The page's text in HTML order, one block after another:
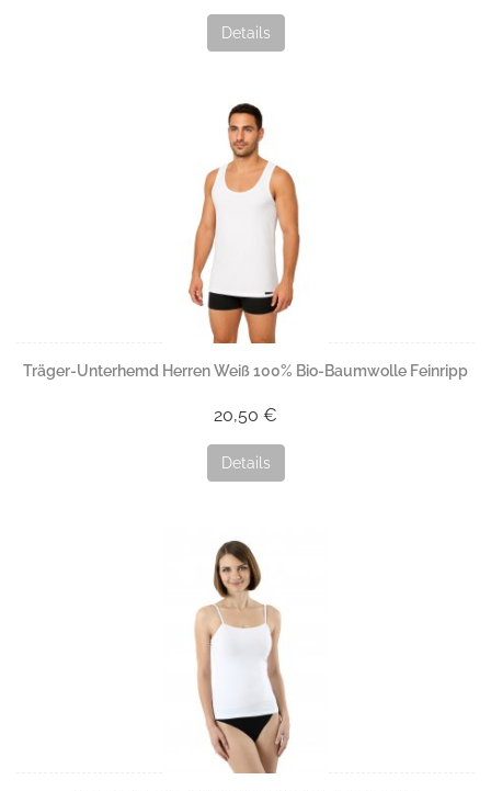
Details
Träger-Unterhemd Herren Weiß 100% Bio-Baumwolle Feinripp
20,50 €
Details